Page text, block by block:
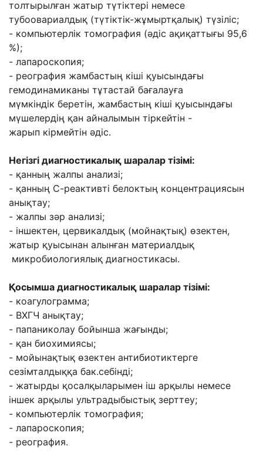
толтырылған жатыр түтіктері немесе
тубоовариалдық (түтіктік-жұмыртқалық) түзіліс;
- компьютерлік томография (əдіс ақиқаттығы 95,6
%);
- лапароскопия;
- реография жамбастың кіші қуысындағы
гемодинамиканы тұтастай бағалауға
мүмкіндік беретін, жамбастың кіші қуысындағы
мүшелердің қан айналымын тіркейтін -
жарып кірмейтін əдіс.
Негізгі диагностикалық шаралар тізімі:
- қанның жалпы анализі;
- қанның С-реактивті белоктың концентрациясын
анықтау;
- жалпы зəр анализі;
- іншектен, цервикалдық (мойнақтық) өзектен,
жатыр қуысынан алынған материалдық
микробиологиялық диагностикасы.
Қосымша диагностикалық шаралар тізімі:
- коагулограмма;
- ВХГЧ анықтау;
- папаниколау бойынша жағынды;
- қан биохимиясы;
- мойынақтық өзектен антибиотиктерге
сезімталдыққа бак.себінді;
- жатырды қосалқыларымен іш арқылы немесе
іншек арқылы ультрадыбыстық зерттеу;
- компьютерлік томография;
- лапароскопия;
- реография.